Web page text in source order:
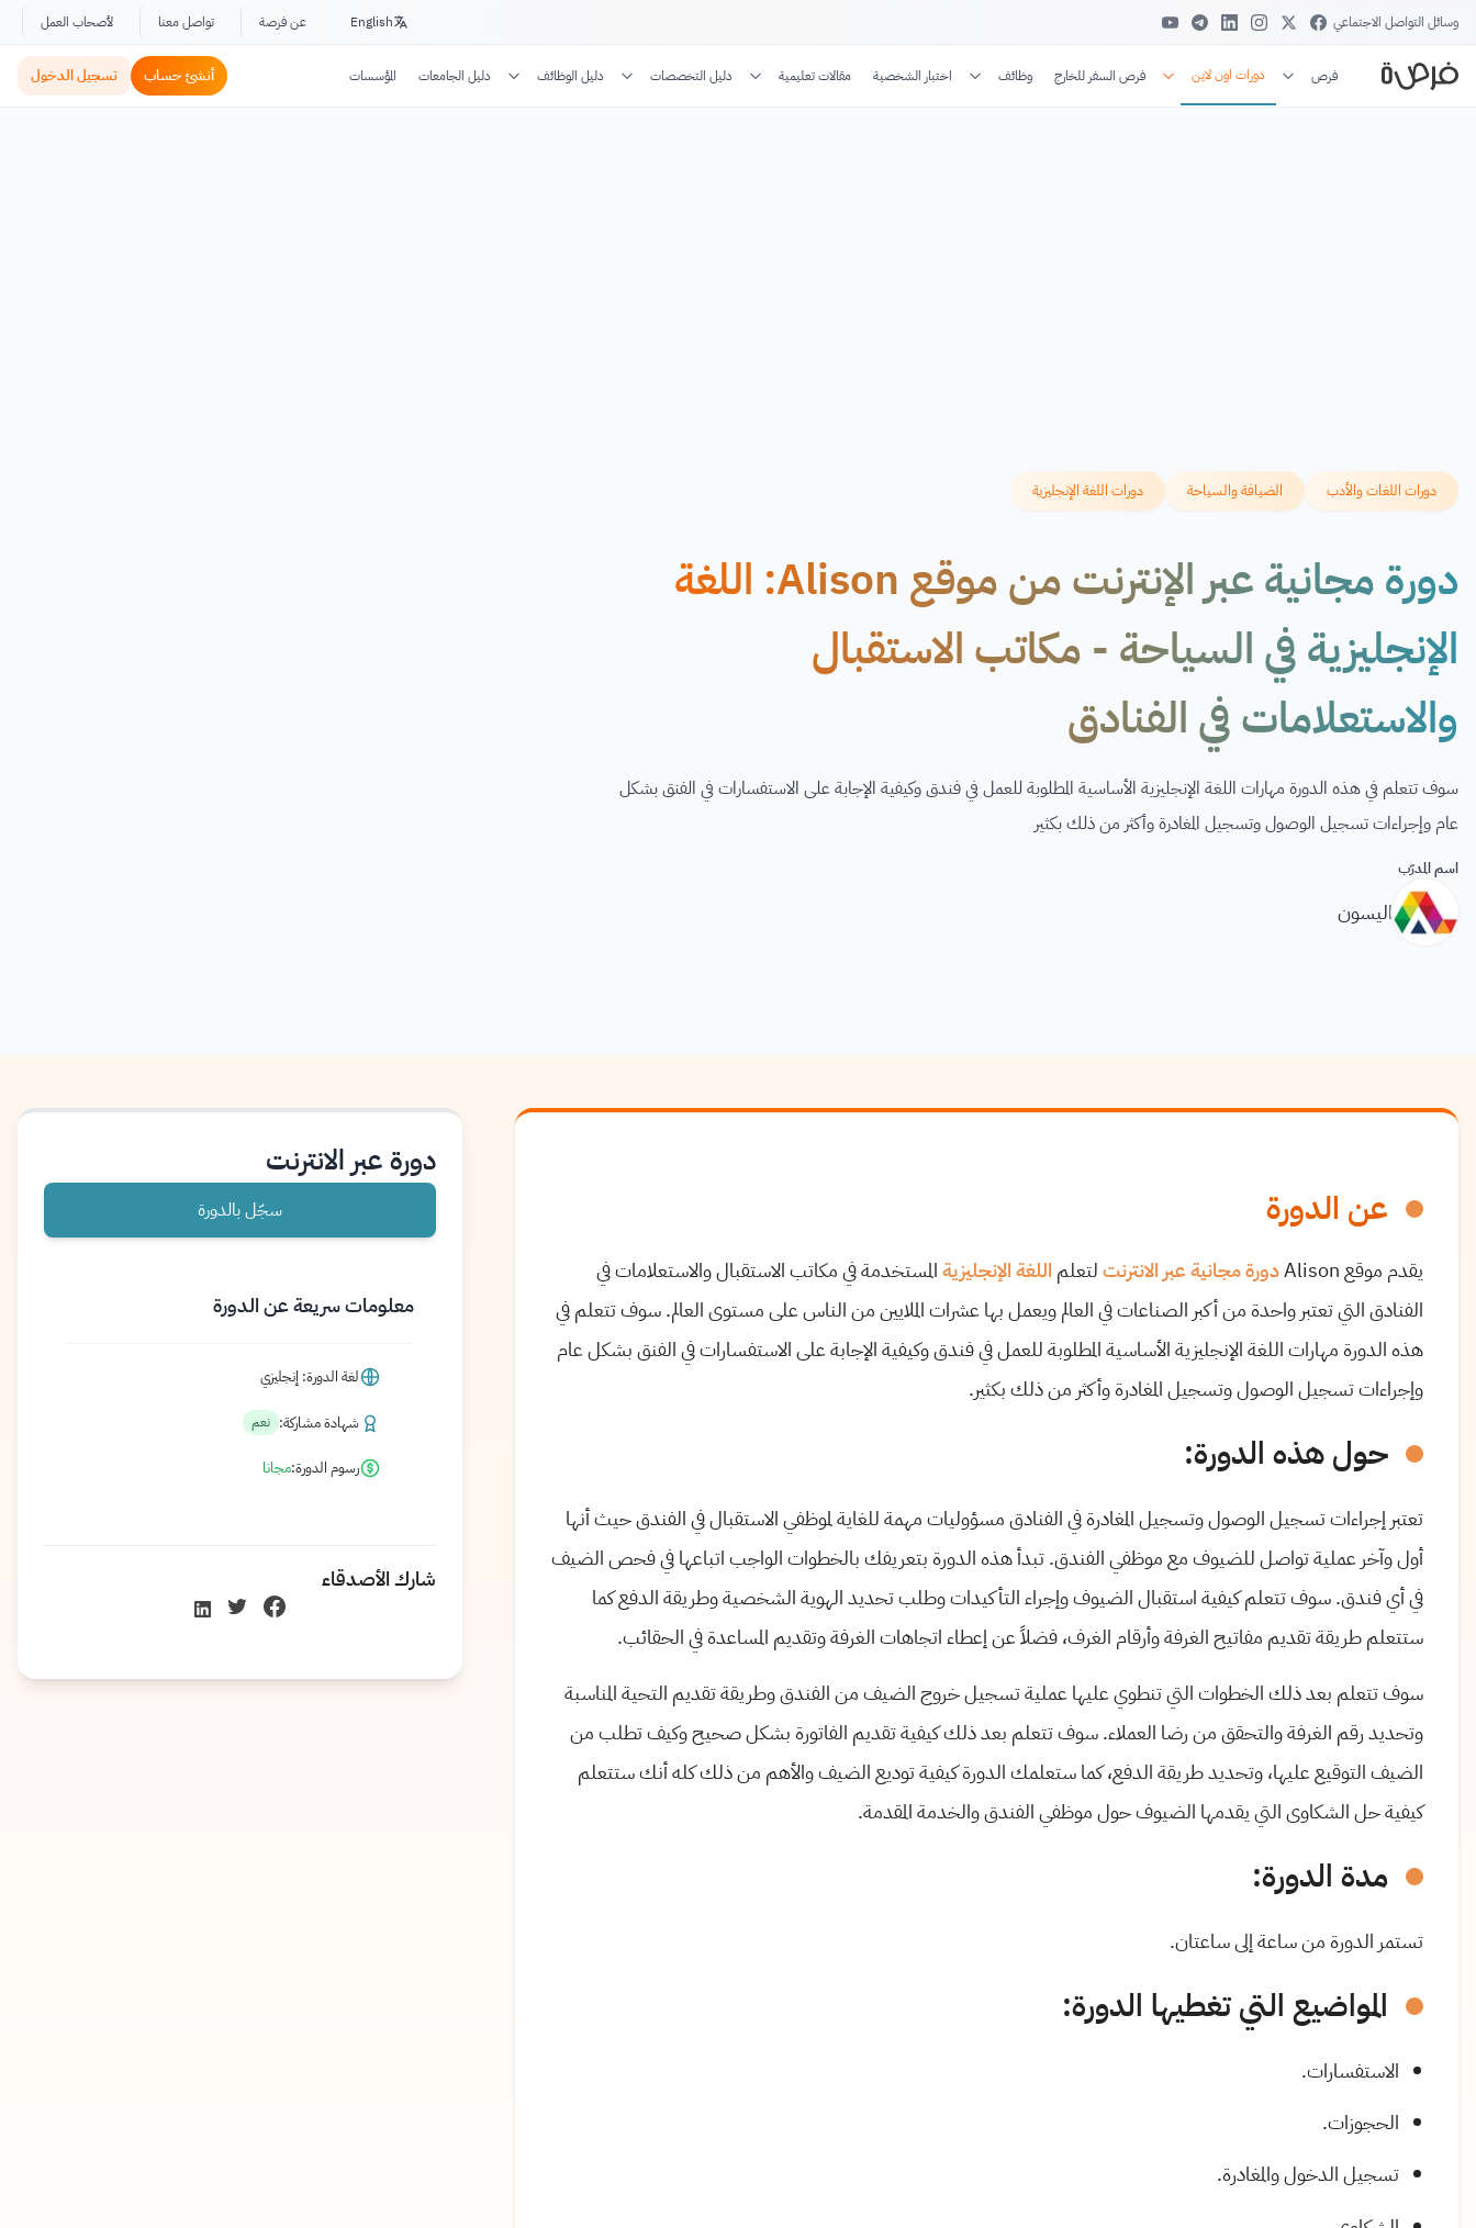
وسائل التواصل الاجتماعي English عن فرصة تواصل معنا لأصحاب العمل
فرص دورات اون لاين فرص السفر للخارج وظائف اختبار الشخصية مقالات تعليمية دليل التخصصات دليل الوظائف دليل الجامعات المؤسسات أنشئ حساب تسجيل الدخول
دورات اللغات والأدب الضيافة والسياحة دورات اللغة الإنجليزية
دورة مجانية عبر الإنترنت من موقع Alison: اللغة
الإنجليزية في السياحة - مكاتب الاستقبال
والاستعلامات في الفنادق
سوف تتعلم في هذه الدورة مهارات اللغة الإنجليزية الأساسية المطلوبة للعمل في فندق وكيفية الإجابة على الاستفسارات في الفنق بشكل
عام وإجراءات تسجيل الوصول وتسجيل المغادرة وأكثر من ذلك بكثير
اسم المدرّب
اليسون
عن الدورة
يقدم موقع Alison دورة مجانية عبر الانترنتلتعلم اللغة الإنجليزيةالمستخدمة في مكاتب الاستقبال والاستعلامات في
الفنادق التي تعتبر واحدة من أكبر الصناعات في العالم ويعمل بها عشرات الملايين من الناس على مستوى العالم. سوف تتعلم في
هذه الدورة مهارات اللغة الإنجليزية الأساسية المطلوبة للعمل في فندق وكيفية الإجابة على الاستفسارات في الفنق بشكل عام
وإجراءات تسجيل الوصول وتسجيل المغادرة وأكثر من ذلك بكثير.
حول هذه الدورة:
تعتبر إجراءات تسجيل الوصول وتسجيل المغادرة في الفنادق مسؤوليات مهمة للغاية لموظفي الاستقبال في الفندق حيث أنها
أول وآخر عملية تواصل للضيوف مع موظفي الفندق. تبدأ هذه الدورة بتعريفك بالخطوات الواجب اتباعها في فحص الضيف
في أي فندق. سوف تتعلم كيفية استقبال الضيوف وإجراء التأكيدات وطلب تحديد الهوية الشخصية وطريقة الدفع كما
ستتعلم طريقة تقديم مفاتيح الغرفة وأرقام الغرف، فضلاً عن إعطاء اتجاهات الغرفة وتقديم المساعدة في الحقائب.
سوف تتعلم بعد ذلك الخطوات التي تنطوي عليها عملية تسجيل خروج الضيف من الفندق وطريقة تقديم التحية المناسبة
وتحديد رقم الغرفة والتحقق من رضا العملاء. سوف تتعلم بعد ذلك كيفية تقديم الفاتورة بشكل صحيح وكيف تطلب من
الضيف التوقيع عليها، وتحديد طريقة الدفع، كما ستعلمك الدورة كيفية توديع الضيف والأهم من ذلك كله أنك ستتعلم
كيفية حل الشكاوى التي يقدمها الضيوف حول موظفي الفندق والخدمة المقدمة.
مدة الدورة:
تستمر الدورة من ساعة إلى ساعتان.
المواضيع التي تغطيها الدورة:
الاستفسارات.
الحجوزات.
تسجيل الدخول والمغادرة.
دورة عبر الانترنت
سجّل بالدورة
معلومات سريعة عن الدورة
لغة الدورة: إنجليزي
شهادة مشاركة: نعم
رسوم الدورة:مجانا
شارك الأصدقاء